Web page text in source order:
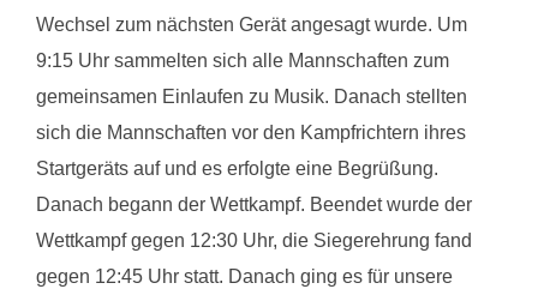
Wechsel zum nächsten Gerät angesagt wurde. Um
9:15 Uhr sammelten sich alle Mannschaften zum
gemeinsamen Einlaufen zu Musik. Danach stellten
sich die Mannschaften vor den Kampfrichtern ihres
Startgeräts auf und es erfolgte eine Begrüßung.
Danach begann der Wettkampf. Beendet wurde der
Wettkampf gegen 12:30 Uhr, die Siegerehrung fand
gegen 12:45 Uhr statt. Danach ging es für unsere